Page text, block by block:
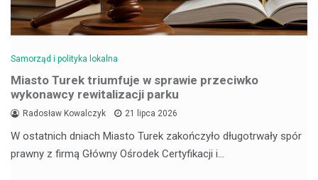
Samorząd i polityka lokalna
Miasto Turek triumfuje w sprawie przeciwko
wykonawcy rewitalizacji parku
Radosław Kowalczyk 21 lipca 2026
W ostatnich dniach Miasto Turek zakończyło długotrwały spór
prawny z firmą Główny Ośrodek Certyfikacji i…